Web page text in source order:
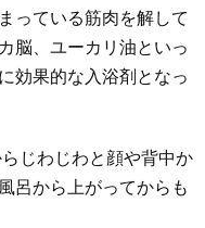
っている筋肉を解して
脳、ユーカリ油といっ
効果的な入浴剤となっ
じわじわと顔や背中か
呂から上がってからも